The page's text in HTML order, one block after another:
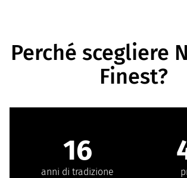
Perché scegliere
Finest?
16
anni di tradizione